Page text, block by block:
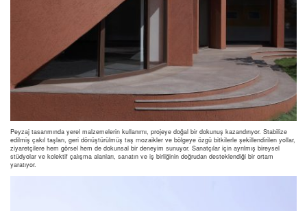
Peyzaj tasarımında yerel malzemelerin kullanımı, projeye doğal bir dokunuş kazandırıyor. Stabilize
edilmiş çakıl taşları, geri dönüştürülmüş taş mozaikler ve bölgeye özgü bitkilerle şekillendirilen yollar,
ziyaretçilere hem görsel hem de dokunsal bir deneyim sunuyor. Sanatçılar için ayrılmış bireysel
stüdyolar ve kolektif çalışma alanları, sanatın ve iş birliğinin doğrudan desteklendiği bir ortam
yaratıyor.